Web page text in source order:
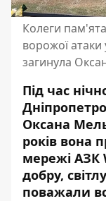
Колеги
ворожої атаки
загинула
Під час
Оксана
років вона
мережі АЗК
добру,
поважали